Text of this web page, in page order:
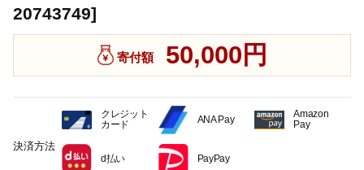
20743749]
寄付額 50,000円
決済方法
クレジット
カード
ANA Pay
Amazon
Pay
d払い PayPay